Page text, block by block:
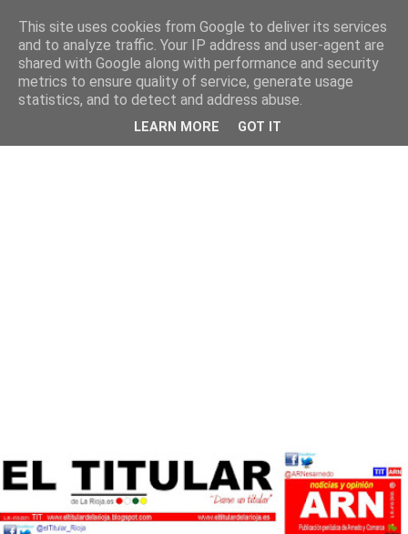
This site uses cookies from Google to deliver its services
and to analyze traffic. Your IP address and user-agent are
shared with Google along with performance and security
metrics to ensure quality of service, generate usage
statistics, and to detect and address abuse.
LEARN MORE GOT IT